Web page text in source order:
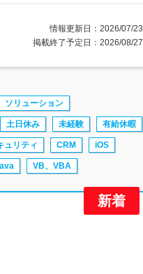
情報更新日：2026/07/23
掲載終了予定日：2026/08/27
ソリューション
土日休み 未経験 有給休暇
ュリティ CRM iOS
VB、VBA